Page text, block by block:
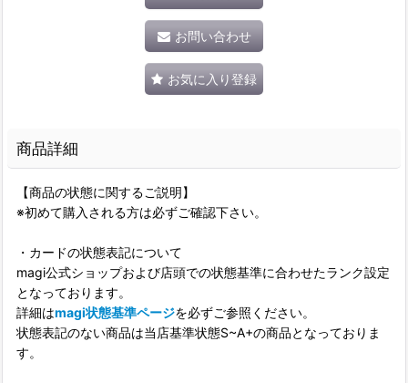
お問い合わせ
お気に入り登録
商品詳細
【商品の状態に関するご説明】
※初めて購入される方は必ずご確認下さい。
・カードの状態表記について
magi公式ショップおよび店頭での状態基準に合わせたランク設定
となっております。
詳細はmagi状態基準ページを必ずご参照ください。
状態表記のない商品は当店基準状態S~A+の商品となっておりま
す。